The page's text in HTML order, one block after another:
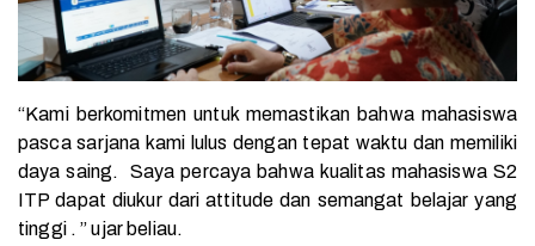
“Kami berkomitmen untuk memastikan bahwa mahasiswa
pasca sarjana kami lulus dengan tepat waktu dan memiliki
daya saing. Saya percaya bahwa kualitas mahasiswa S2
ITP dapat diukur dari attitude dan semangat belajar yang
tinggi . ” ujar beliau.